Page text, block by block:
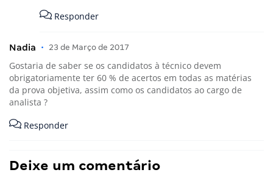
Responder
Nadia • 23 de Março de 2017
Gostaria de saber se os candidatos à técnico devem
obrigatoriamente ter 60 % de acertos em todas as matérias
da prova objetiva, assim como os candidatos ao cargo de
analista ?
Responder
Deixe um comentário